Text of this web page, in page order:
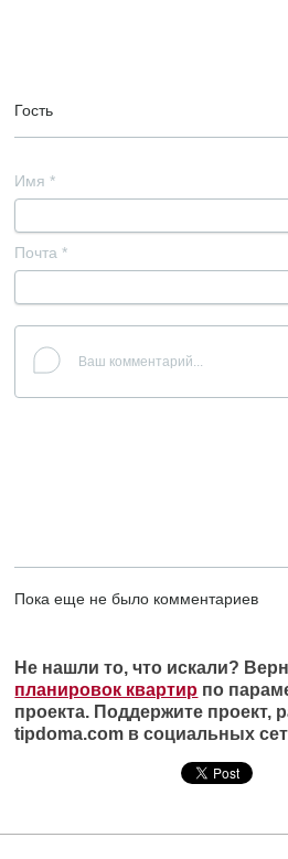
Гость
Имя *
Почта *
Пока еще не было комментариев
Не нашли то, что искали?
планировок квартир по
проекта. Поддержите проект,
tipdoma.com в социальных